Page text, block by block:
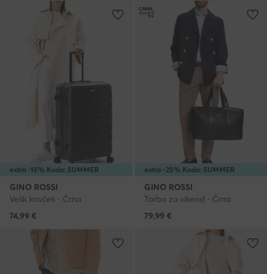
extra -15% Koda: SUMMER
GINO ROSSI
Velik kovček · Črna
74,99 €
extra -25% Koda: SUMMER
GINO ROSSI
Torba za vikend · Črna
79,99 €